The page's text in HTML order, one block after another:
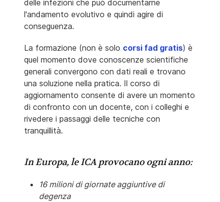
delle infezioni che può documentarne
l'andamento evolutivo e quindi agire di
conseguenza.
La formazione (non è solo corsi fad gratis) è
quel momento dove conoscenze scientifiche
generali convergono con dati reali e trovano
una soluzione nella pratica. Il corso di
aggiornamento consente di avere un momento
di confronto con un docente, con i colleghi e
rivedere i passaggi delle tecniche con
tranquillità.
In Europa, le ICA provocano ogni anno:
16 milioni di giornate aggiuntive di
degenza